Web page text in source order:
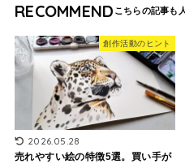
RECOMMEND
創作活動のヒント
2026.05.28
売れやすい絵の特徴5選。買い手が